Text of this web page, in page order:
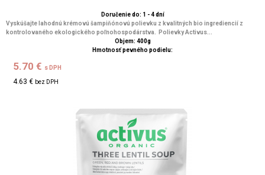
Doručenie do: 1 - 4 dní
Vyskúšajte lahodnú krémovú šampiňónovú polievku z kvalitných bio ingrediencií z
kontrolovaného ekologického poľnohospodárstva. Polievky Activus...
Objem: 400g
Hmotnosť pevného podielu:
5.70 € s DPH
4.63 € bez DPH